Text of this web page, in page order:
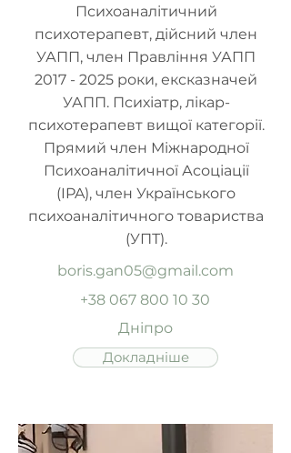
Психоаналітичний
психотерапевт, дійсний член
УАПП, член Правління УАПП
2017 - 2025 роки, ексказначей
УАПП. Психіатр, лікар-
психотерапевт вищої категорії.
Прямий член Міжнародної
Психоаналітичної Асоціації
(IPA), член Українського
психоаналітичного товариства
(УПТ).
boris.gan05@gmail.com
+38 067 800 10 30
Дніпро
Докладніше